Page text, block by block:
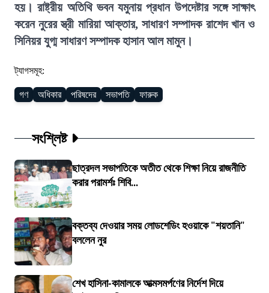
হয়। রাষ্ট্রীয় অতিথি ভবন যমুনায় প্রধান উপদেষ্টার সঙ্গে সাক্ষাৎ
করেন নুরের স্ত্রী মারিয়া আক্তার, সাধারণ সম্পাদক রাশেদ খান ও
সিনিয়র যুগ্ম সাধারণ সম্পাদক হাসান আল মামুন।
ট্যাগসমূহ:
গণ অধিকার পরিষদের সভাপতি ফারুক
সংশ্লিষ্ট
ছাত্রদল সভাপতিকে অতীত থেকে শিক্ষা নিয়ে রাজনীতি
করার পরামর্শঃ শিবি...
বক্তব্য দেওয়ার সময় লোডশেডিং হওয়াকে "শয়তানি"
বললেন নুর
শেখ হাসিনা-কামালকে আত্মসমর্পণের নির্দেশ দিয়ে